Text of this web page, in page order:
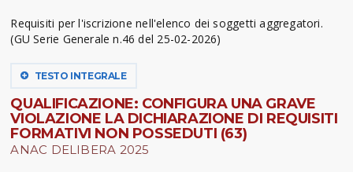
Requisiti per l'iscrizione nell'elenco dei soggetti aggregatori.
(GU Serie Generale n.46 del 25-02-2026)
TESTO INTEGRALE
QUALIFICAZIONE: CONFIGURA UNA GRAVE
VIOLAZIONE LA DICHIARAZIONE DI REQUISITI
FORMATIVI NON POSSEDUTI (63)
ANAC DELIBERA 2025